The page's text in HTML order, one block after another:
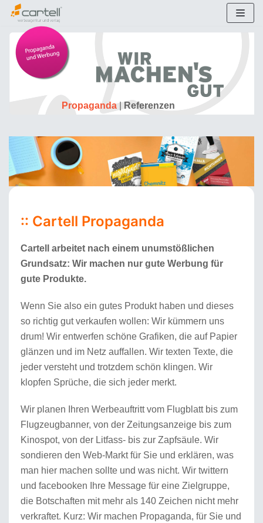
Zum
Inhalt
Propaganda| Referenzen
:: Cartell Propaganda
Cartell arbeitet nach einem unumstößlichen
Grundsatz: Wir machen nur gute Werbung für
gute Produkte.
Wenn Sie also ein gutes Produkt haben und dieses
so richtig gut verkaufen wollen: Wir kümmern uns
drum! Wir entwerfen schöne Grafiken, die auf Papier
glänzen und im Netz auffallen. Wir texten Texte, die
jeder versteht und trotzdem schön klingen. Wir
klopfen Sprüche, die sich jeder merkt.
Wir planen Ihren Werbeauftritt vom Flugblatt bis zum
Flugzeugbanner, von der Zeitungsanzeige bis zum
Kinospot, von der Litfass- bis zur Zapfsäule. Wir
sondieren den Web-Markt für Sie und erklären, was
man hier machen sollte und was nicht. Wir twittern
und facebooken Ihre Message für eine Zielgruppe,
die Botschaften mit mehr als 140 Zeichen nicht mehr
verkraftet. Kurz: Wir machen Propaganda, für Sie und